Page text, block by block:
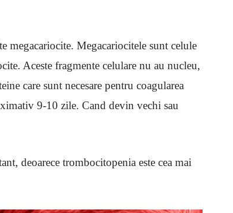
megacariocite. Megacariocitele sunt celule
Aceste fragmente celulare nu au nucleu,
care sunt necesare pentru coagularea
9-10 zile. Cand devin vechi sau
deoarece trombocitopenia este cea mai